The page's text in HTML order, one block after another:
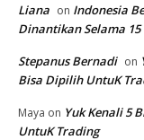
Liana on Indonesia
Dinantikan Selama 15
Stepanus Bernadi on
Bisa Dipilih UntuK
Maya on Yuk Kenali 5
UntuK Trading